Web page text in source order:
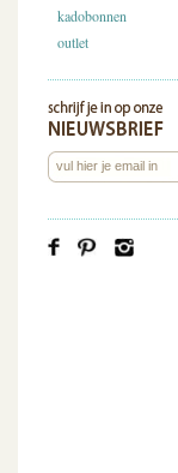
kadobonnen
outlet